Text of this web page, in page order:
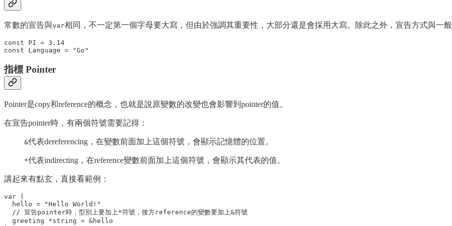
常數的宣告與var相同，不一定第一個字母要大寫，但由於強調其重要性，大部分還是會採用大寫。除此之外，宣告方式與一般
const PI = 3.14
指標 Pointer
Pointer是copy和reference的概念，也就是說原變數的改變也會影響到pointer的值。
在宣告pointer時，有兩個符號需要記得：
&代表dereferencing，在變數前面加上這個符號，會顯示記憶體的位置。
*代表indirecting，在reference變數前面加上這個符號，會顯示其代表的值。
講起來有點玄，直接看範例：
var (
  hello = "Hello World!"
  // 宣告pointer時，型別上要加上*符號，後方reference的變數要加上&符號
  greeting *string = &hello